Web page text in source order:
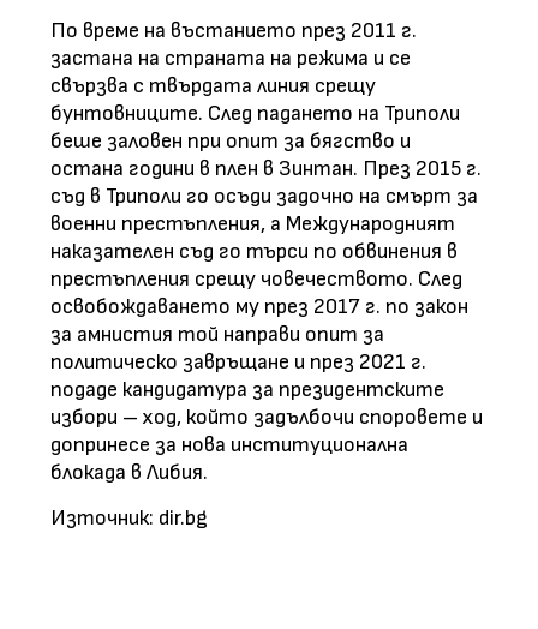
По време на въстанието през 2011 г.
застана на страната на режима и се
свързва с твърдата линия срещу
бунтовниците. След падането на Триполи
беше заловен при опит за бягство и
остана години в плен в Зинтан. През 2015 г.
съд в Триполи го осъди задочно на смърт за
военни престъпления, а Международният
наказателен съд го търси по обвинения в
престъпления срещу човечеството. След
освобождаването му през 2017 г. по закон
за амнистия той направи опит за
политическо завръщане и през 2021 г.
подаде кандидатура за президентските
избори – ход, който задълбочи споровете и
допринесе за нова институционална
блокада в Либия.
Източник: dir.bg